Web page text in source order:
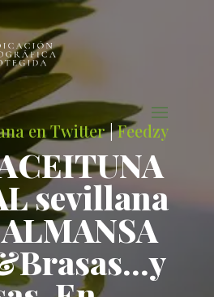
en Twitter|Feedzy
sevillana